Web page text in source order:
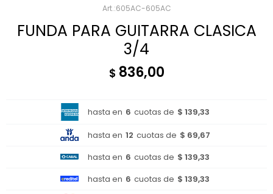
605AC-605AC
FUNDA PARA GUITARRA CLASICA
3/4
$ 836,00
hasta en 6 cuotas de $ 139,33
hasta en 12 cuotas de $ 69,67
hasta en 6 cuotas de $ 139,33
hasta en 6 cuotas de $ 139,33